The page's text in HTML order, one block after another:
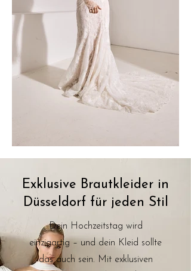
Exklusive Brautkleider in
Düsseldorf für jeden Stil
Dein Hochzeitstag wird
einzigartig – und dein Kleid sollte
das auch sein. Mit exklusiven